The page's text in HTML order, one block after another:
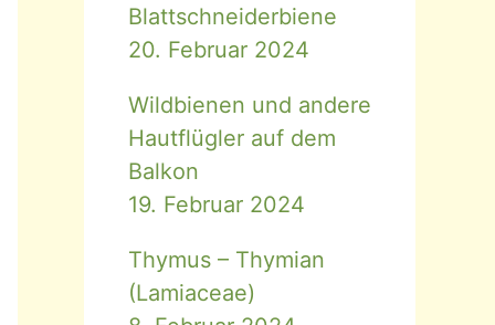
Blattschneiderbiene
20. Februar 2024
Wildbienen und andere
Hautflügler auf dem
Balkon
19. Februar 2024
Thymus – Thymian
(Lamiaceae)